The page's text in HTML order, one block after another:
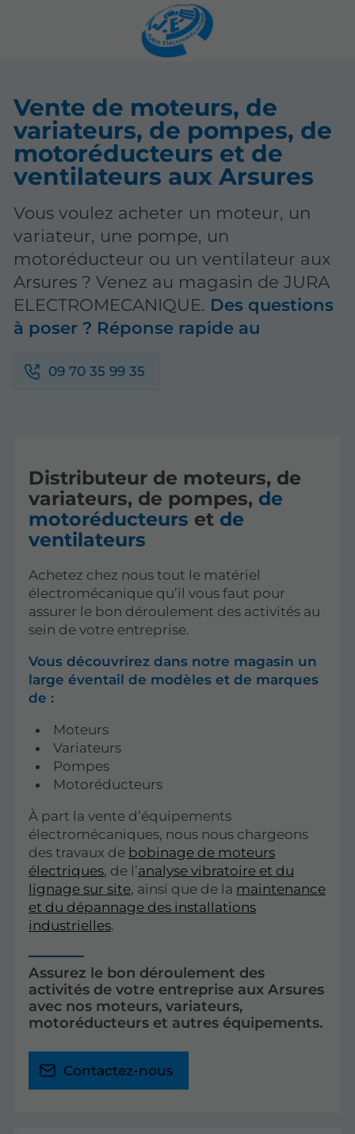
Vente de moteurs, de
variateurs, de pompes, de
motoréducteurs et de
ventilateurs aux Arsures
Vous voulez acheter un moteur, un
variateur, une pompe, un
motoréducteur ou un ventilateur aux
Arsures ? Venez au magasin de JURA
ELECTROMECANIQUE. Des questions
à poser ? Réponse rapide au
09 70 35 99 35
Distributeur de moteurs, de
variateurs, de pompes, de
motoréducteurs et de
ventilateurs
Achetez chez nous tout le matériel
électromécanique qu’il vous faut pour
assurer le bon déroulement des activités au
sein de votre entreprise.
Vous découvrirez dans notre magasin un
large éventail de modèles et de marques
de :
Moteurs
Variateurs
Pompes
Motoréducteurs
À part la vente d’équipements
électromécaniques, nous nous chargeons
des travaux de bobinage de moteurs
électriques, de l’analyse vibratoire et du
lignage sur site, ainsi que de la maintenance
et du dépannage des installations
industrielles.
Assurez le bon déroulement des
activités de votre entreprise aux Arsures
avec nos moteurs, variateurs,
motoréducteurs et autres équipements.
Contactez-nous